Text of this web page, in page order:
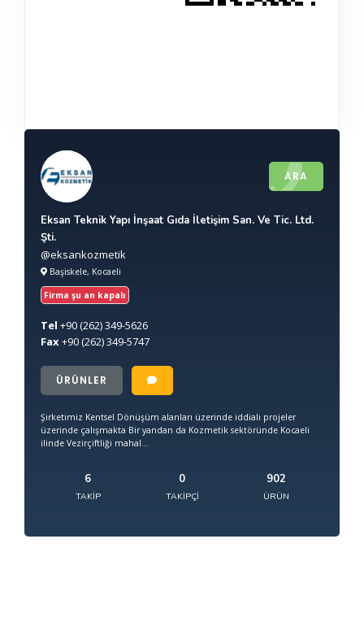
ARA
Eksan Teknik Yapı İnşaat Gıda İletişim San. Ve Tic. Ltd.
Şti.
@eksankozmetik
Başiskele, Kocaeli
Firma şu an kapalı
Tel +90(262) 349-5626
Fax+90(262) 349-5747
ÜRÜNLER
Şirketimiz Kentsel Dönüşüm alanları üzerinde iddialı projeler
üzerinde çalışmakta Bir yandan da Kozmetik sektöründe Kocaeli
ilinde Vezirçiftliği mahal...
6
TAKIP
0
TAKIPÇI
902
ÜRÜN